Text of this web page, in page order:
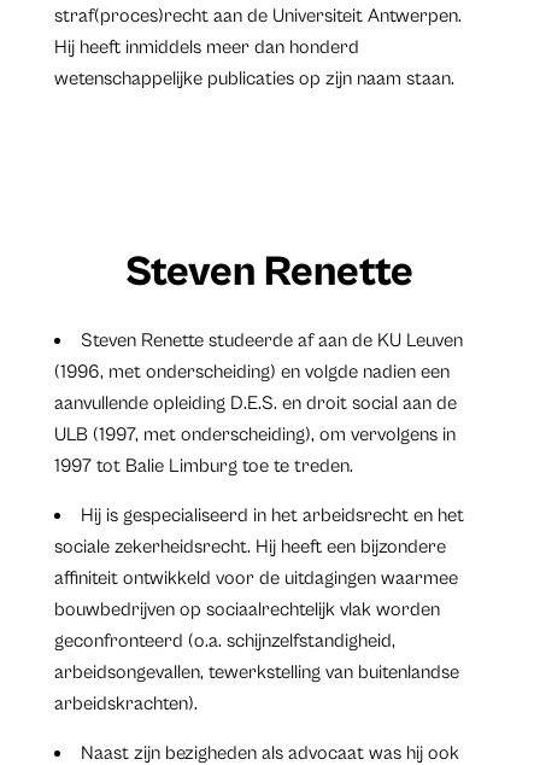
straf(proces)recht aan de Universiteit Antwerpen.
Hij heeft inmiddels meer dan honderd
wetenschappelijke publicaties op zijn naam staan.
Steven Renette
Steven Renette studeerde af aan de KU Leuven
(1996, met onderscheiding) en volgde nadien een
aanvullende opleiding D.E.S. en droit social aan de
ULB (1997, met onderscheiding), om vervolgens in
1997 tot Balie Limburg toe te treden.
Hij is gespecialiseerd in het arbeidsrecht en het
sociale zekerheidsrecht. Hij heeft een bijzondere
affiniteit ontwikkeld voor de uitdagingen waarmee
bouwbedrijven op sociaalrechtelijk vlak worden
geconfronteerd (o.a. schijnzelfstandigheid,
arbeidsongevallen, tewerkstelling van buitenlandse
arbeidskrachten).
Naast zijn bezigheden als advocaat was hij ook